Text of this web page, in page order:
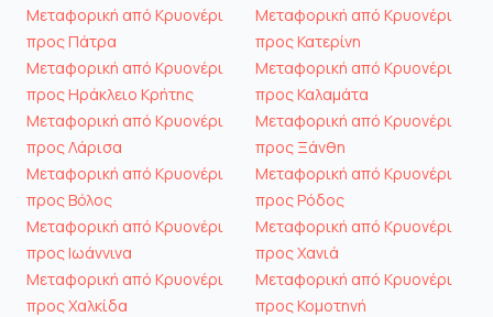
Μεταφορική από Κρυονέρι
προς Πάτρα
Μεταφορική από Κρυονέρι
προς Ηράκλειο Κρήτης
Μεταφορική από Κρυονέρι
προς Λάρισα
Μεταφορική από Κρυονέρι
προς Βόλος
Μεταφορική από Κρυονέρι
προς Ιωάννινα
Μεταφορική από Κρυονέρι
προς Χαλκίδα
Μεταφορική από Κρυονέρι
προς Κατερίνη
Μεταφορική από Κρυονέρι
προς Καλαμάτα
Μεταφορική από Κρυονέρι
προς Ξάνθη
Μεταφορική από Κρυονέρι
προς Ρόδος
Μεταφορική από Κρυονέρι
προς Χανιά
Μεταφορική από Κρυονέρι
προς Κομοτηνή